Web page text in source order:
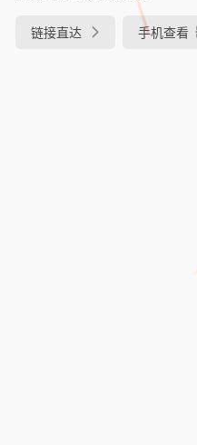
链接直达 手机查看